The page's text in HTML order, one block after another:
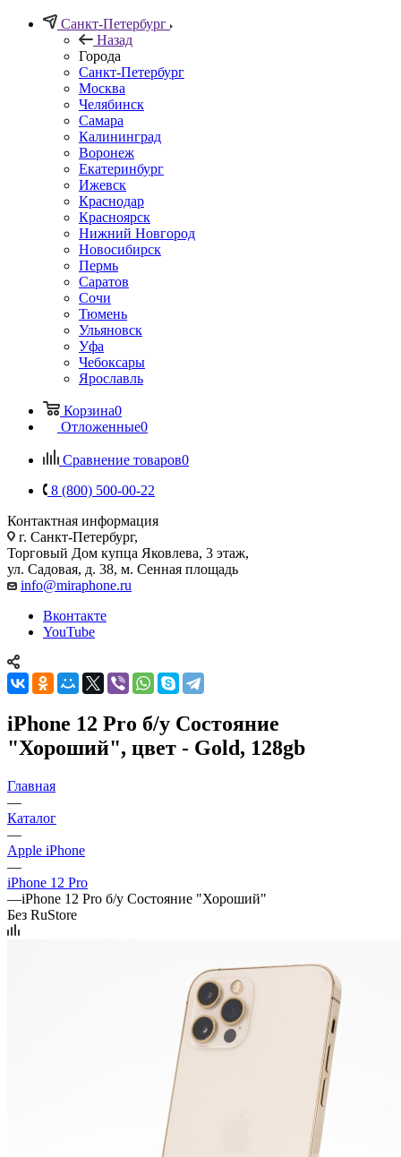
Санкт-Петербург
Назад
Города
Санкт-Петербург
Москва
Челябинск
Самара
Калининград
Воронеж
Екатеринбург
Ижевск
Краснодар
Красноярск
Нижний Новгород
Новосибирск
Пермь
Саратов
Сочи
Тюмень
Ульяновск
Уфа
Чебоксары
Ярославль
Корзина0
Отложенные0
Сравнение товаров0
8 (800) 500-00-22
Контактная информация
г. Санкт-Петербург,
Торговый Дом купца Яковлева, 3 этаж,
ул. Садовая, д. 38, м. Сенная площадь
info@miraphone.ru
Вконтакте
YouTube
iPhone 12 Pro б/у Состояние
"Хороший", цвет - Gold, 128gb
Главная
—
Каталог
—
Apple iPhone
—
iPhone 12 Pro
—iPhone 12 Pro б/у Состояние "Хороший"
Без RuStore